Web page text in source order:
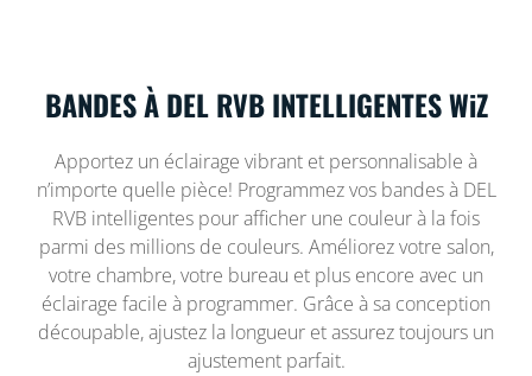
BANDES À DEL RVB INTELLIGENTES WiZ
Apportez un éclairage vibrant et personnalisable à
n’importe quelle pièce! Programmez vos bandes à DEL
RVB intelligentes pour afficher une couleur à la fois
parmi des millions de couleurs. Améliorez votre salon,
votre chambre, votre bureau et plus encore avec un
éclairage facile à programmer. Grâce à sa conception
découpable, ajustez la longueur et assurez toujours un
ajustement parfait.